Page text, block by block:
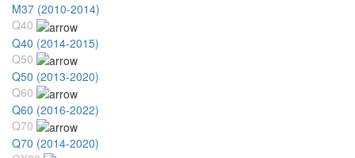
M37 (2010-2014)
Q40
Q40 (2014-2015)
Q50
Q50 (2013-2020)
Q60
Q60 (2016-2022)
Q70
Q70 (2014-2020)